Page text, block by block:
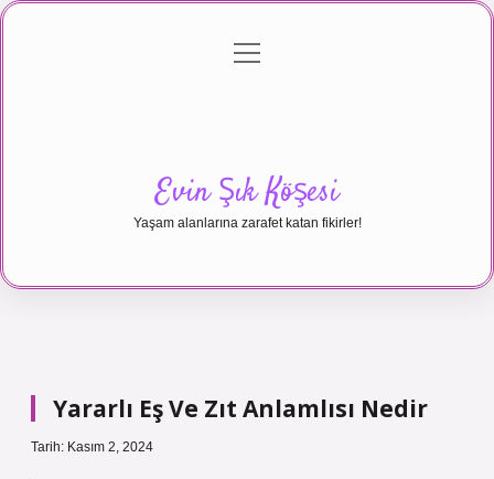
Gizlilik Politikası
menüyü
Evin Şık Köşesi
Yaşam alanlarına zarafet katan fikirler!
Yararlı Eş Ve Zıt Anlamlısı Nedir
Tarih: Kasım 2, 2024